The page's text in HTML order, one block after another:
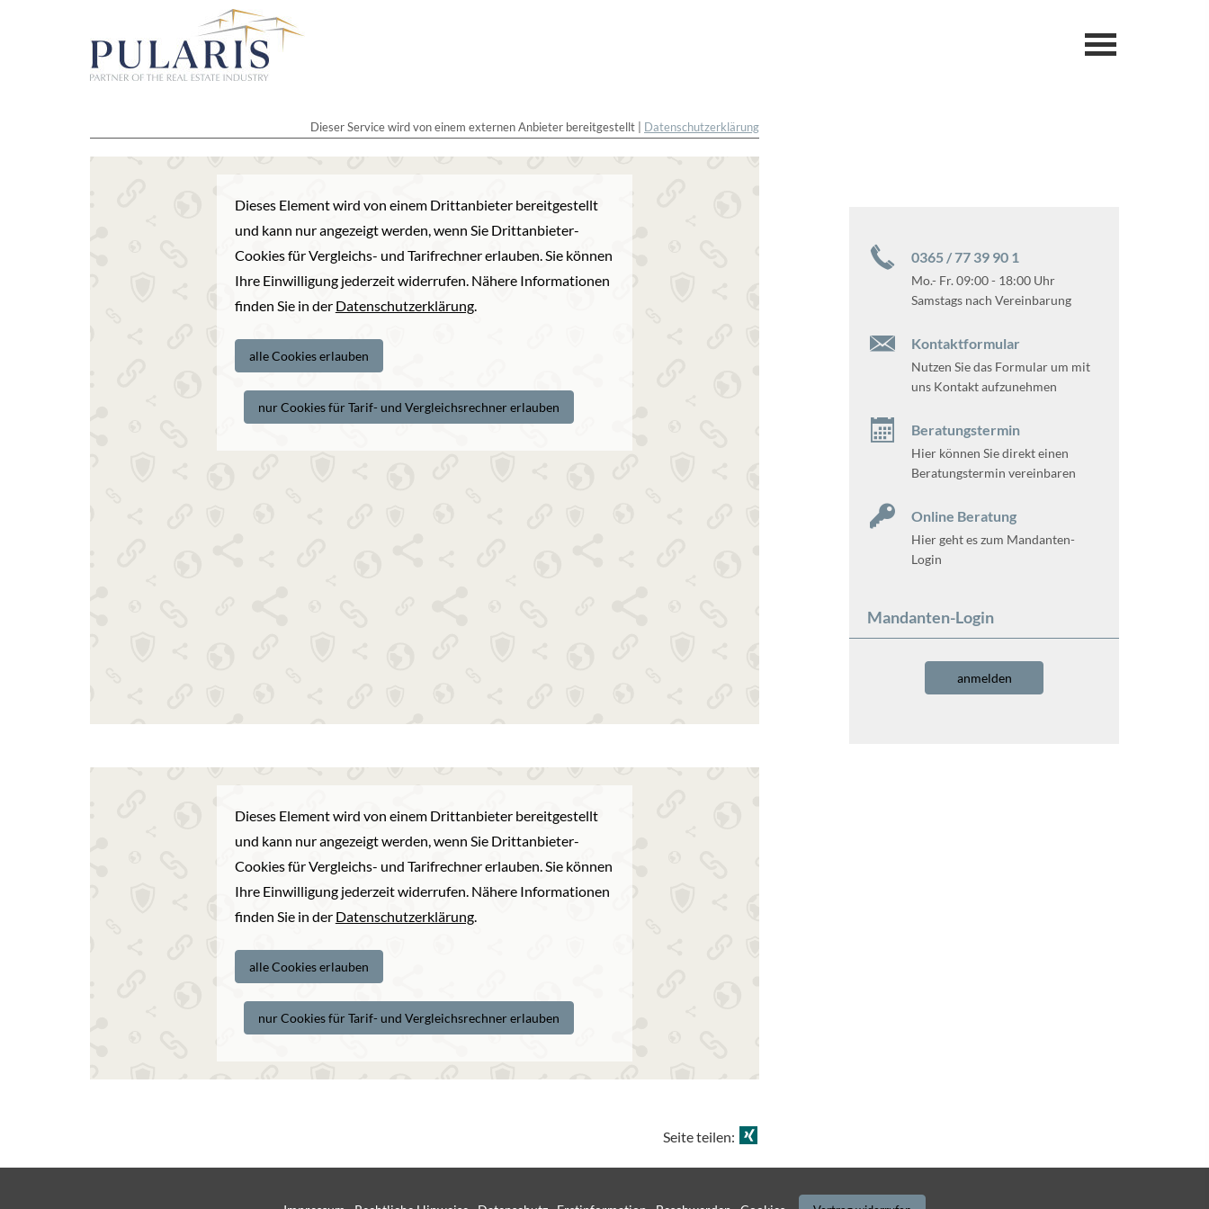
0365 / 77 39 90 1
Mo.- Fr. 09:00 - 18:00 Uhr
Samstags nach Vereinbarung
Kontaktformular
Nutzen Sie das Formular um mit
uns Kontakt aufzunehmen
Beratungstermin
Hier können Sie direkt einen
Beratungstermin vereinbaren
Online Beratung
Hier geht es zum Mandanten-
Login
Mandanten-Login
anmelden
Dieser Service wird von einem externen Anbieter bereitgestellt | Datenschutzerklärung
Dieses Element wird von einem Drittanbieter bereitgestellt
und kann nur angezeigt werden, wenn Sie Drittanbieter-
Cookies für Vergleichs- und Tarifrechner erlauben. Sie können
Ihre Einwilligung jederzeit widerrufen. Nähere Informationen
finden Sie in der Datenschutzerklärung.
alle Cookies erlauben
nur Cookies für Tarif- und Vergleichsrechner erlauben
Dieses Element wird von einem Drittanbieter bereitgestellt
und kann nur angezeigt werden, wenn Sie Drittanbieter-
Cookies für Vergleichs- und Tarifrechner erlauben. Sie können
Ihre Einwilligung jederzeit widerrufen. Nähere Informationen
finden Sie in der Datenschutzerklärung.
alle Cookies erlauben
nur Cookies für Tarif- und Vergleichsrechner erlauben
Seite teilen: